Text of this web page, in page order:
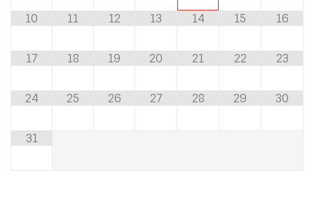
10 11 12 13 14 15 16
17 18 19 20 21 22 23
24 25 26 27 28 29 30
31